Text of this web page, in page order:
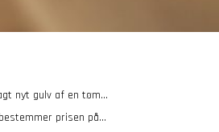
Hvad koster det at få lagt nyt gulv af en tømrer
Forstå de faktorer der bestemmer prisen på din gulvlægning